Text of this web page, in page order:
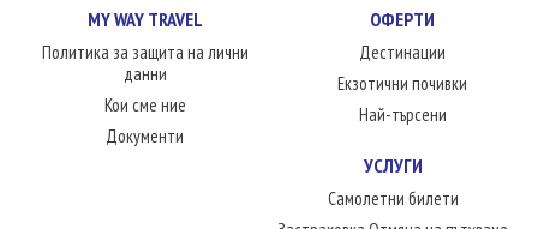
MY WAY TRAVEL
Политика за защита на лични
данни
Кои сме ние
Документи
ОФЕРТИ
Дестинации
Екзотични почивки
Най-търсени
УСЛУГИ
Самолетни билети